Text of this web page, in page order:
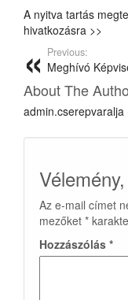
A nyitva tartás
hivatkozásra >>
Previous:
Meghívó
About The
admin.cserepvaralja
Az e-mail címet
mezőket *
Hozzászólás *